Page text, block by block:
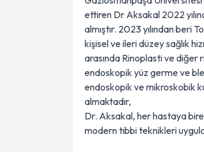
ettiren Dr Aksakal 2022
almıştır. 2023 yılından beri
kişisel ve ileri düzey sağlık
arasında Rinoplasti ve
endoskopik yüz germe ve
endoskopik ve mikroskobik
almaktadır,
Dr. Aksakal, her hastaya
modern tıbbi teknikleri